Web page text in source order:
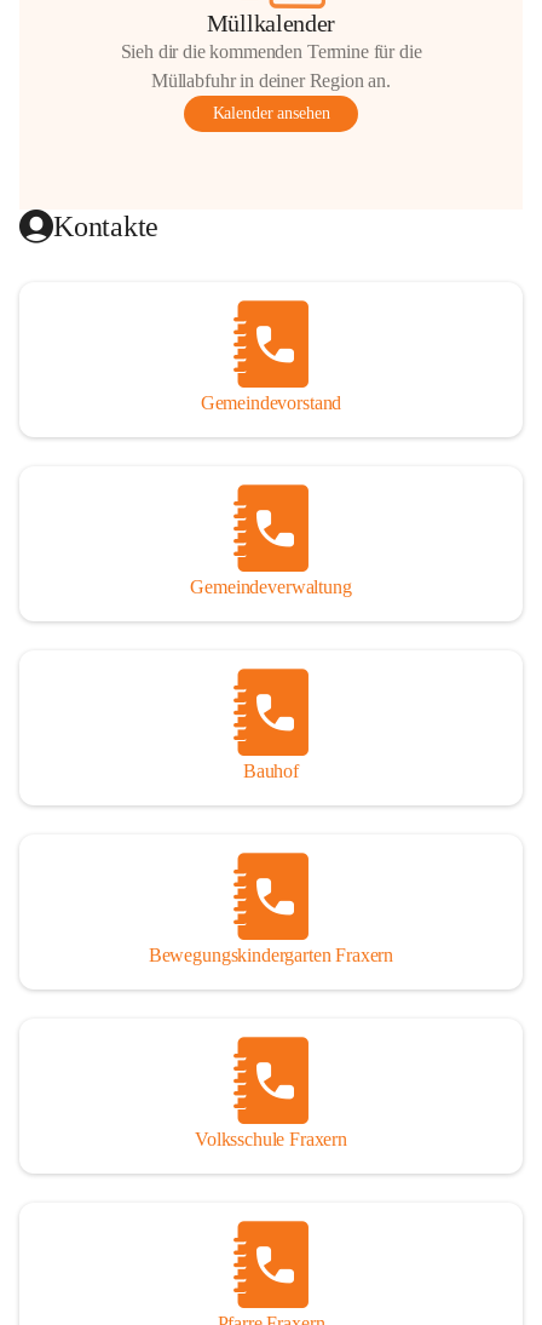
Müllkalender
Sieh dir die kommenden Termine für die
Müllabfuhr in deiner Region an.
Kalender ansehen
Kontakte
Gemeindevorstand
Gemeindeverwaltung
Bauhof
Bewegungskindergarten Fraxern
Volksschule Fraxern